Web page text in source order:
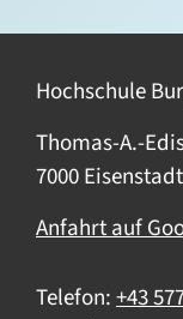
Hochschule
Thomas-A.-
7000
Anfahrt auf
Telefon:+43